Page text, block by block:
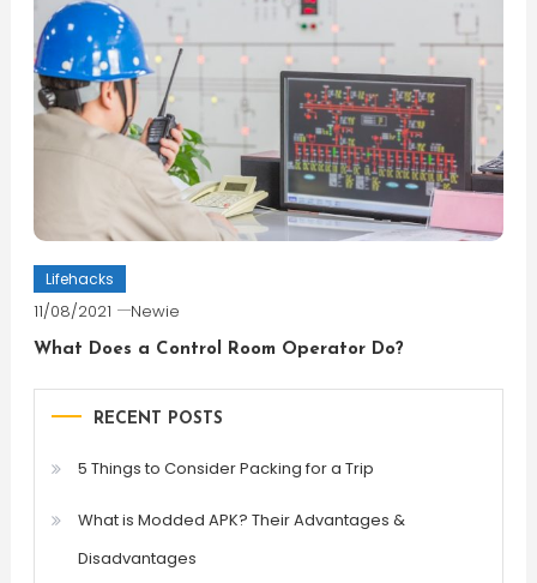
Lifehacks
11/08/2021 Newie
What Does a Control Room Operator Do?
RECENT POSTS
5 Things to Consider Packing for a Trip
What is Modded APK? Their Advantages &
Disadvantages